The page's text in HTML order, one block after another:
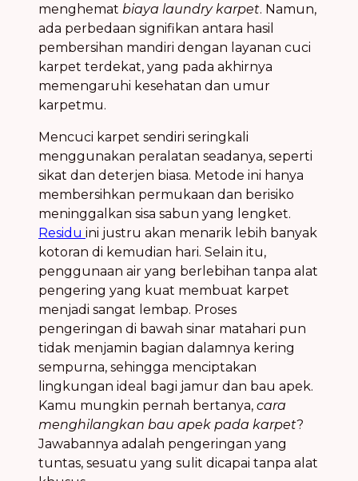
menghemat biaya laundry karpet. Namun,
ada perbedaan signifikan antara hasil
pembersihan mandiri dengan layanan cuci
karpet terdekat, yang pada akhirnya
memengaruhi kesehatan dan umur
karpetmu.
Mencuci karpet sendiri seringkali
menggunakan peralatan seadanya, seperti
sikat dan deterjen biasa. Metode ini hanya
membersihkan permukaan dan berisiko
meninggalkan sisa sabun yang lengket.
Residu ini justru akan menarik lebih banyak
kotoran di kemudian hari. Selain itu,
penggunaan air yang berlebihan tanpa alat
pengering yang kuat membuat karpet
menjadi sangat lembap. Proses
pengeringan di bawah sinar matahari pun
tidak menjamin bagian dalamnya kering
sempurna, sehingga menciptakan
lingkungan ideal bagi jamur dan bau apek.
Kamu mungkin pernah bertanya, cara
menghilangkan bau apek pada karpet?
Jawabannya adalah pengeringan yang
tuntas, sesuatu yang sulit dicapai tanpa alat